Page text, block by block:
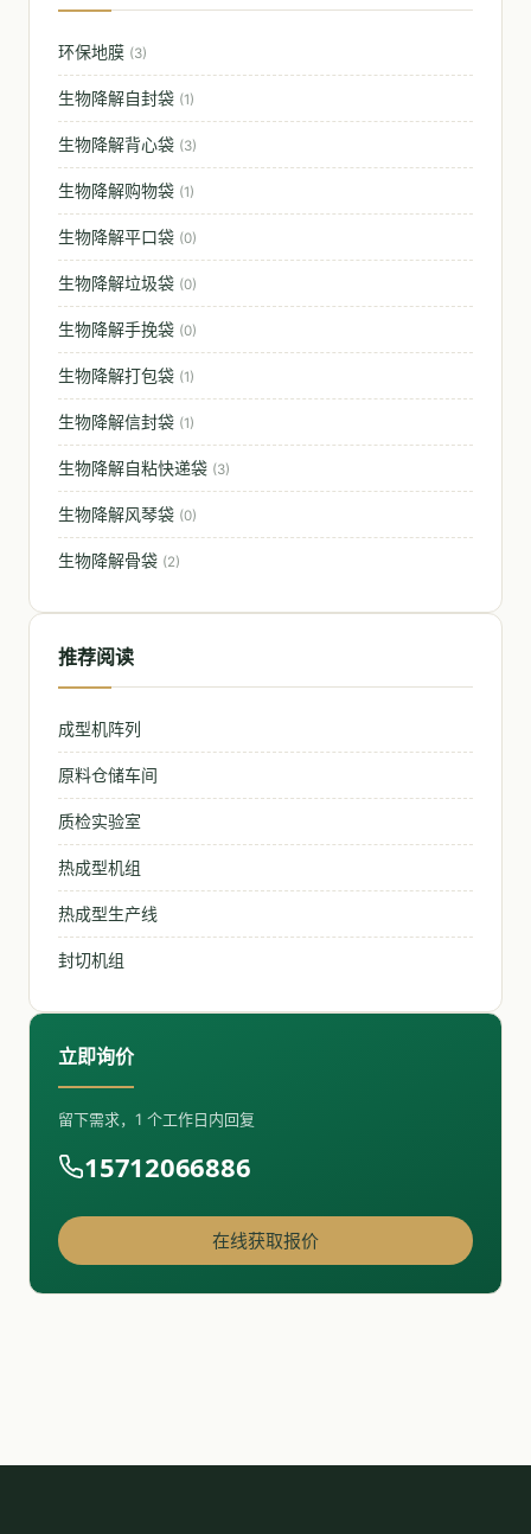
环保地膜 (3)
生物降解自封袋 (1)
生物降解背心袋 (3)
生物降解购物袋 (1)
生物降解平口袋 (0)
生物降解垃圾袋 (0)
生物降解手挽袋 (0)
生物降解打包袋 (1)
生物降解信封袋 (1)
生物降解自粘快递袋 (3)
生物降解风琴袋 (0)
生物降解骨袋 (2)
推荐阅读
成型机阵列
原料仓储车间
质检实验室
热成型机组
热成型生产线
封切机组
立即询价
留下需求，1 个工作日内回复
15712066886
在线获取报价